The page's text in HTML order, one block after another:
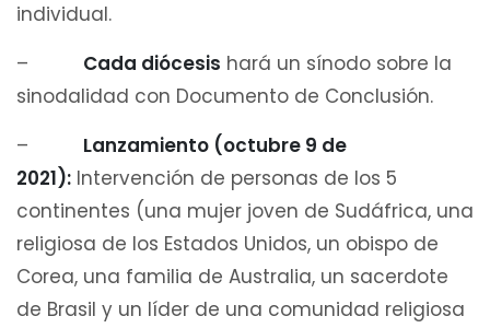
individual.
– Cada diócesis hará un sínodo sobre la
sinodalidad con Documento de Conclusión.
– Lanzamiento (octubre 9 de
2021): Intervención de personas de los 5
continentes (una mujer joven de Sudáfrica, una
religiosa de los Estados Unidos, un obispo de
Corea, una familia de Australia, un sacerdote
de Brasil y un líder de una comunidad religiosa